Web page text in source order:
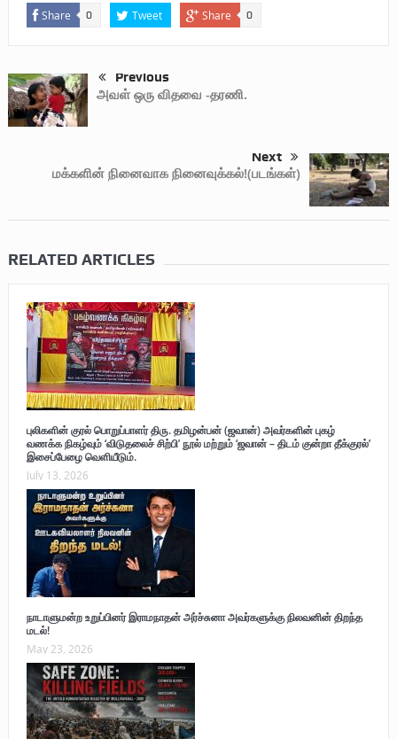
Share 0 Tweet Share 0
Previous
அவள் ஒரு விதவை -தரணி.
Next
மக்களின் நினைவாக நினைவுக்கல்!(படங்கள்)
RELATED ARTICLES
புலிகளின் குரல் பொறுப்பாளர் திரு. தமிழன்பன் (ஜவான்) அவர்களின் புகழ்
வணக்க நிகழ்வும் ‘விடுதலைச் சிற்பி’ நூல் மற்றும் ‘ஜவான் – திடம் குன்றா தீக்குரல்’
இசைப்பேழை வெளியீடும்.
July 13, 2026
நாடாளுமன்ற உறுப்பினர் இராமநாதன் அர்ச்சுனா அவர்களுக்கு நிலவனின் திறந்த
மடல்!
May 23, 2026